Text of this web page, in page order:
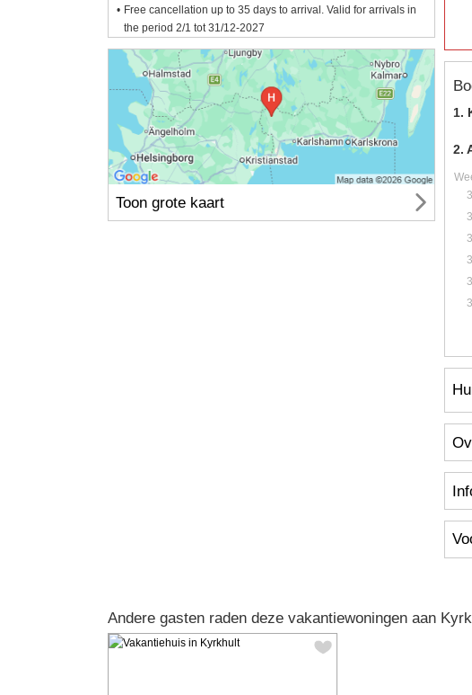
1.
2.
Free cancellation up to 35 days to arrival. Valid for arrivals in
the period 2/1 tot 31/12-2027
Toon grote kaart
Andere gasten raden deze vakantiewoningen aan